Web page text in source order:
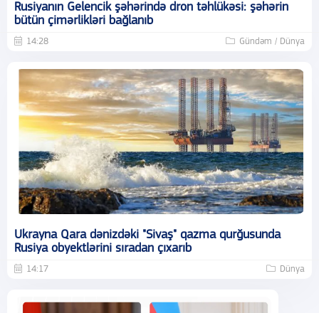
Rusiyanın Gelencik şəhərində dron təhlükəsi: şəhərin
bütün çimərlikləri bağlanıb
14:28 Gündəm / Dünya
Ukrayna Qara dənizdəki "Sivaş" qazma qurğusunda
Rusiya obyektlərini sıradan çıxarıb
14:17 Dünya